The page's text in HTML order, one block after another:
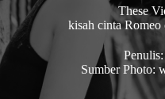
These
kisah cinta Romeo
Sumber Photo: